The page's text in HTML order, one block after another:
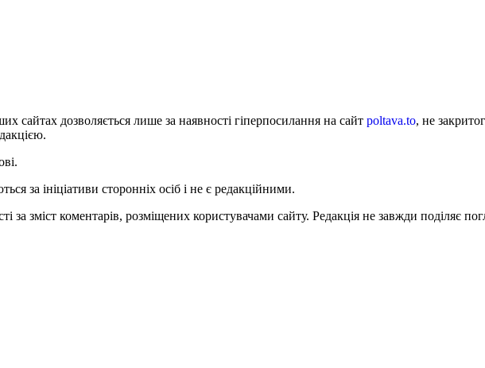
сайтах дозволяється лише за наявності гіперпосилання на сайт poltava.to, не
за ініціативи сторонніх осіб і не є редакційними.
за зміст коментарів, розміщених користувачами сайту. Редакція не завжди поділяє